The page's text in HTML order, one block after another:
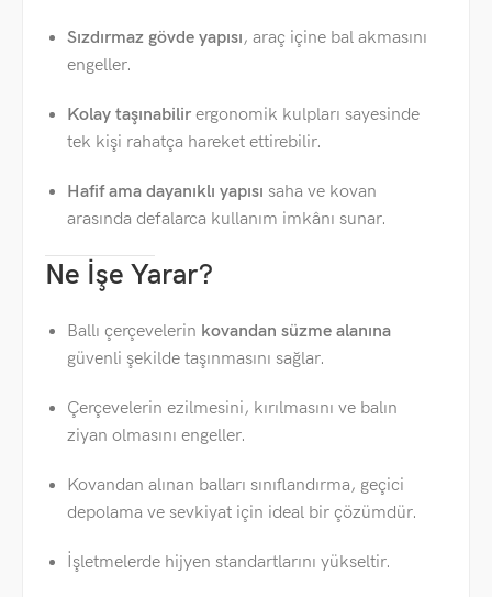
Sızdırmaz gövde yapısı, araç içine bal akmasını
engeller.
Kolay taşınabilir ergonomik kulpları sayesinde
tek kişi rahatça hareket ettirebilir.
Hafif ama dayanıklı yapısı saha ve kovan
arasında defalarca kullanım imkânı sunar.
Ne İşe Yarar?
Ballı çerçevelerin kovandan süzme alanına
güvenli şekilde taşınmasını sağlar.
Çerçevelerin ezilmesini, kırılmasını ve balın
ziyan olmasını engeller.
Kovandan alınan balları sınıflandırma, geçici
depolama ve sevkiyat için ideal bir çözümdür.
İşletmelerde hijyen standartlarını yükseltir.